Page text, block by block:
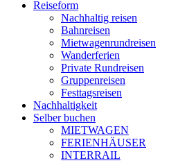
Reiseform
Nachhaltig reisen
Bahnreisen
Mietwagenrundreisen
Wanderferien
Private Rundreisen
Gruppenreisen
Festtagsreisen
Nachhaltigkeit
Selber buchen
MIETWAGEN
FERIENHÄUSER
INTERRAIL